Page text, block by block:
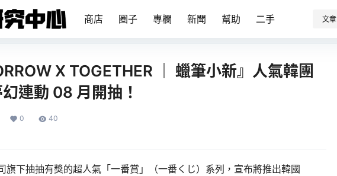
商店 圈子 專欄 新聞 幫助 二手 文章
X TOGETHER ｜ 蠟筆小新』人氣韓團
連動 08 月開抽！
0 40
旗下抽抽有獎的超人氣「一番賞」（一番くじ）系列，宣布將推出韓國